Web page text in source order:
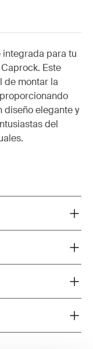
para tu
Este
de montar la
diseño elegante y
del